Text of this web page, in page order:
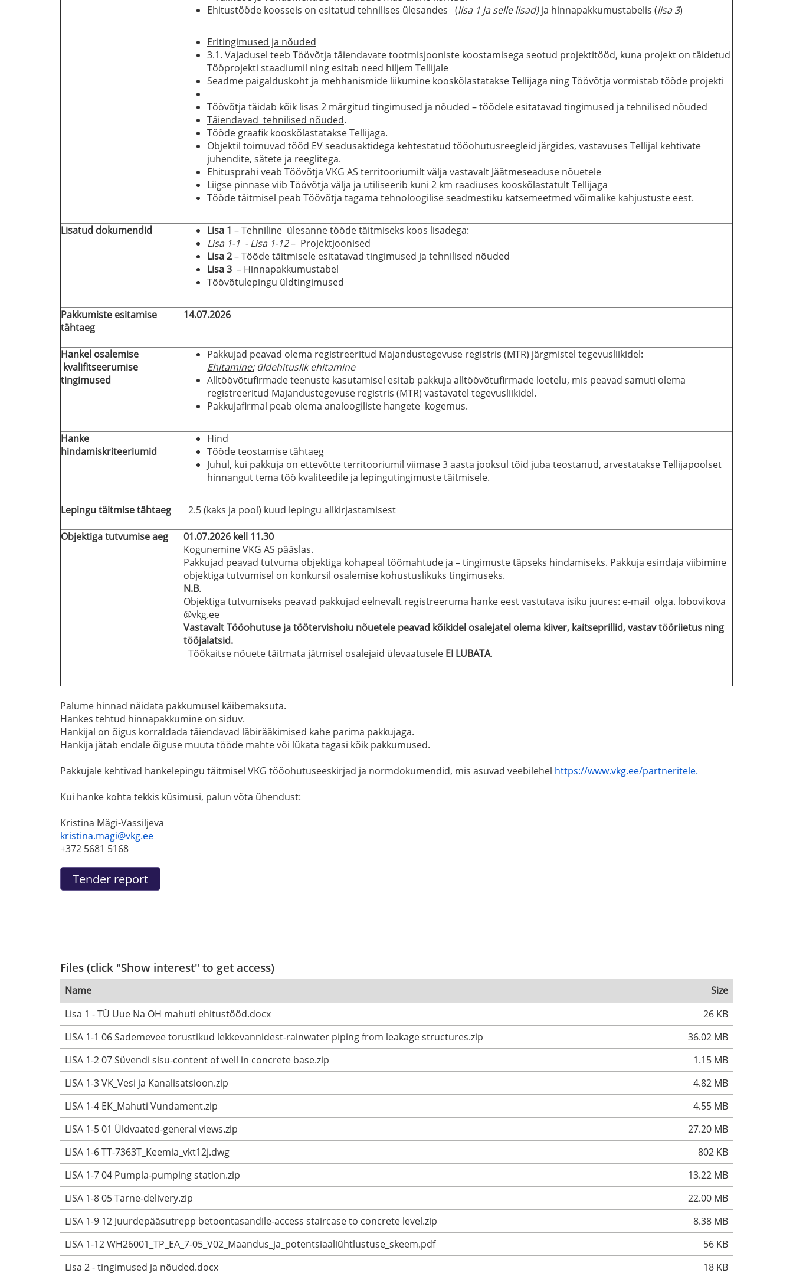
Ehitustööde koosseis on esitatud tehnilises ülesandes (lisa1 ja selle lisad)ja hinnapakkumustabelis (lisa3)
Eritingimused ja nõuded
3.1. Vajadusel teeb Töövõtja täiendavate tootmisjooniste koostamisega seotud projektitööd, kuna projekt on täidetud
Tööprojekti staadiumil ning esitab need hiljem Tellijale
Seadme paigalduskoht ja mehhanismide liikumine kooskõlastatakse Tellijaga ning Töövõtja vormistab tööde projekti
Töövõtja täidab kõik lisas 2 märgitud tingimused ja nõuded – töödele esitatavad tingimused ja tehnilised nõuded
Täiendavad tehnilised nõuded.
Tööde graafik kooskõlastatakse Tellijaga.
Objektil toimuvad tööd EV seadusaktidega kehtestatud tööohutusreegleid järgides, vastavuses Tellijal kehtivate
juhendite, sätete ja reeglitega.
Ehitusprahi veab Töövõtja VKG AS territooriumilt välja vastavalt Jäätmeseaduse nõuetele
Liigse pinnase viib Töövõtja välja ja utiliseerib kuni 2 km raadiuses kooskõlastatult Tellijaga
Tööde täitmisel peab Töövõtja tagama tehnoloogilise seadmestiku katsemeetmed võimalike kahjustuste eest.
Lisatud dokumendid Lisa 1 – Tehniline ülesanne tööde täitmiseks koos lisadega:
Lisa1-1 -Lisa1-12– Projektjoonised
Lisa2– Tööde täitmisele esitatavad tingimused ja tehnilised nõuded
Lisa3 – Hinnapakkumustabel
Töövõtulepingu üldtingimused
Pakkumiste esitamise
tähtaeg
14.07.2026
Hankel osalemise
kvalifitseerumise
tingimused
Pakkujad peavad olema registreeritud Majandustegevuse registris (MTR) järgmistel tegevusliikidel:
Ehitamine: üldehituslik ehitamine
Alltöövõtufirmade teenuste kasutamisel esitab pakkuja alltöövõtufirmade loetelu, mis peavad samuti olema
registreeritud Majandustegevuse registris (MTR) vastavatel tegevusliikidel.
Pakkujafirmal peab olema analoogiliste hangete kogemus.
Hanke
hindamiskriteeriumid
Hind
Tööde teostamise tähtaeg
Juhul, kui pakkuja on ettevõtte territooriumil viimase 3 aasta jooksul töid juba teostanud, arvestatakse Tellijapoolset
hinnangut tema töö kvaliteedile ja lepingutingimuste täitmisele.
Lepingu täitmise tähtaeg 2.5 (kaks ja pool) kuud lepingu allkirjastamisest
Objektiga tutvumise aeg
01.07.2026 kell 11.30
Kogunemine VKG AS pääslas.
Pakkujad peavad tutvuma objektiga kohapeal töömahtude ja – tingimuste täpseks hindamiseks. Pakkuja esindaja viibimine
objektiga tutvumisel on konkursil osalemise kohustuslikuks tingimuseks.
N.B.
Objektiga tutvumiseks peavad pakkujad eelnevalt registreeruma hanke eest vastutava isiku juures: e-mail olga. lobovikova
@vkg.ee
Vastavalt Tööohutuse ja töötervishoiu nõuetele peavad kõikidel osalejatel olema kiiver, kaitseprillid, vastav tööriietus ning
tööjalatsid.
Töökaitse nõuete täitmata jätmisel osalejaid ülevaatusele EI LUBATA.
Palume hinnad näidata pakkumusel käibemaksuta.
Hankes tehtud hinnapakkumine on siduv.
Hankijal on õigus korraldada täiendavad läbirääkimised kahe parima pakkujaga.
Hankija jätab endale õiguse muuta tööde mahte või lükata tagasi kõik pakkumused.
Pakkujale kehtivad hankelepingu täitmisel VKG tööohutuseeskirjad ja normdokumendid, mis asuvad veebilehel https://www.vkg.ee/partneritele.
Kui hanke kohta tekkis küsimusi, palun võta ühendust:
Kristina Mägi-Vassiljeva
kristina.magi@vkg.ee
+372 5681 5168
Files (click "Show interest" to get access)
Name
Size
Lisa 1 - TÜ Uue Na OH mahuti ehitustööd.docx
26 KB
LISA 1-1 06 Sademevee torustikud lekkevannidest-rainwater piping from leakage structures.zip
36.02 MB
LISA 1-2 07 Süvendi sisu-content of well in concrete base.zip
1.15 MB
LISA 1-3 VK_Vesi ja Kanalisatsioon.zip
4.82 MB
LISA 1-4 EK_Mahuti Vundament.zip
4.55 MB
LISA 1-5 01 Üldvaated-general views.zip
27.20 MB
LISA 1-6 TT-7363T_Keemia_vkt12j.dwg
802 KB
LISA 1-7 04 Pumpla-pumping station.zip
13.22 MB
LISA 1-8 05 Tarne-delivery.zip
22.00 MB
LISA 1-9 12 Juurdepääsutrepp betoontasandile-access staircase to concrete level.zip
8.38 MB
LISA 1-12 WH26001_TP_EA_7-05_V02_Maandus_ja_potentsiaaliühtlustuse_skeem.pdf
56 KB
Lisa 2 - tingimused ja nõuded.docx
18 KB